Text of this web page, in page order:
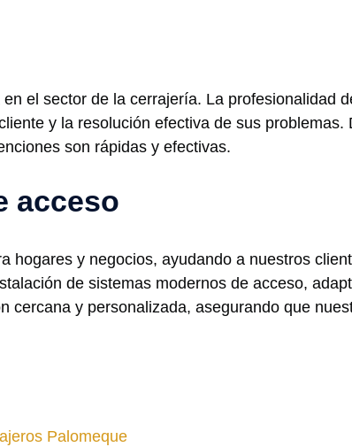
el sector de la cerrajería. La profesionalidad
y la resolución efectiva de sus problemas.
son rápidas y efectivas.
acceso
hogares y negocios, ayudando a nuestros
de sistemas modernos de acceso,
cercana y personalizada, asegurando que
Palomeque